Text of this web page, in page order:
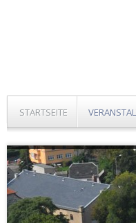
STARTSEITE